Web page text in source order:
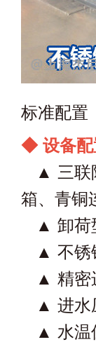
标准配置
◆ 设备配
▲ 三联
箱、青铜
▲ 卸荷
▲ 不锈
▲ 精密
▲ 进水
▲ 水温